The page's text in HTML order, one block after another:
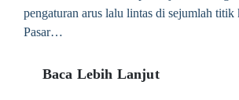
pengaturan arus lalu lintas di sejumlah titik
Pasar…
Baca Lebih Lanjut